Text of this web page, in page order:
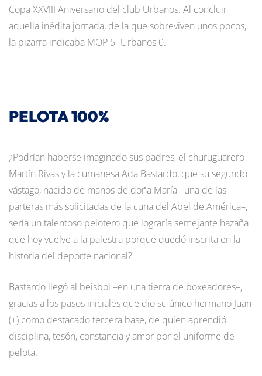
Copa XXVIII Aniversario del club Urbanos. Al concluir
aquella inédita jornada, de la que sobreviven unos pocos,
la pizarra indicaba MOP 5- Urbanos 0.
PELOTA 100%
¿Podrían haberse imaginado sus padres, el churuguarero
Martín Rivas y la cumanesa Ada Bastardo, que su segundo
vástago, nacido de manos de doña María –una de las
parteras más solicitadas de la cuna del Abel de América–,
sería un talentoso pelotero que lograría semejante hazaña
que hoy vuelve a la palestra porque quedó inscrita en la
historia del deporte nacional?
Bastardo llegó al beisbol –en una tierra de boxeadores–,
gracias a los pasos iniciales que dio su único hermano Juan
(+) como destacado tercera base, de quien aprendió
disciplina, tesón, constancia y amor por el uniforme de
pelota.